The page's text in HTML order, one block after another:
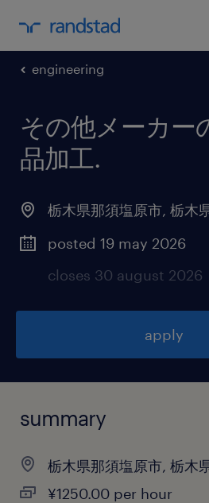
engineering
その他メーカー
品加工.
栃木県那須塩原市, 栃木
posted 19 may 2026
closes 30 august 2026
apply
summary
栃木県那須塩原市, 栃木
¥1250.00 per hour